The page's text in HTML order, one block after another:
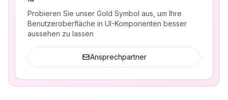
Probieren Sie unser Gold Symbol aus, um Ihre
Benutzeroberfläche in UI-Komponenten besser
aussehen zu lassen
Ansprechpartner